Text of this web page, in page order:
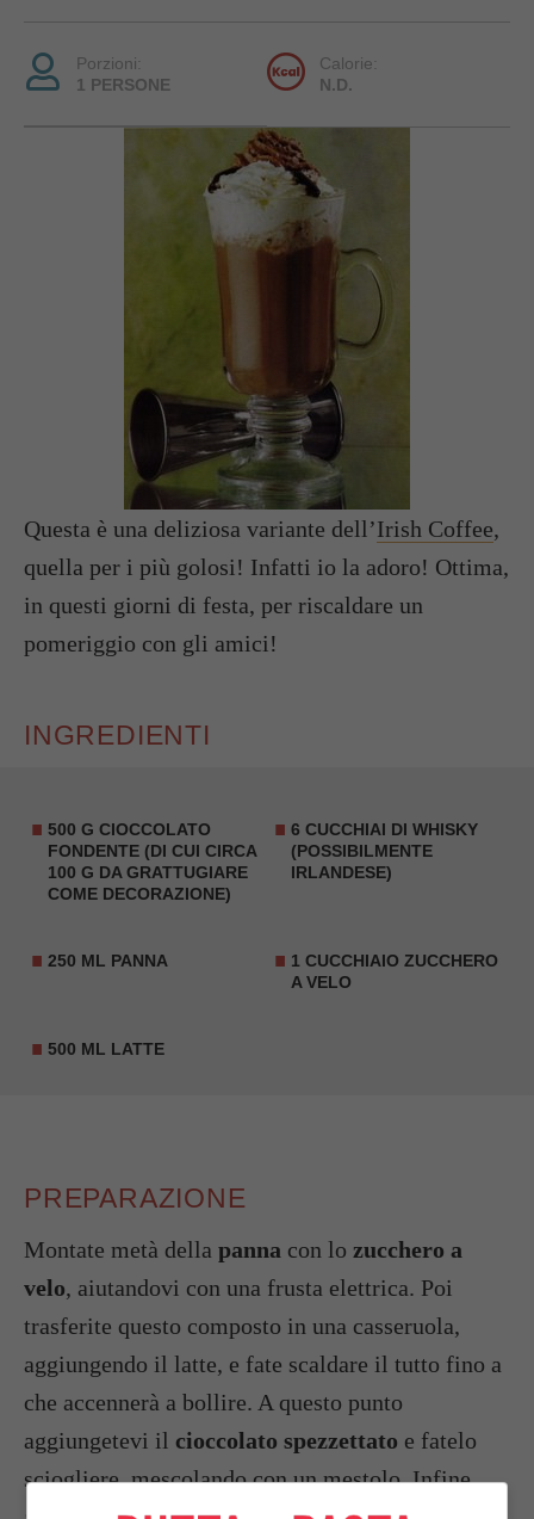
Porzioni:
1 PERSONE
Calorie:
N.D.
Questa è una deliziosa variante dell’Irish Coffee,
quella per i più golosi! Infatti io la adoro! Ottima,
in questi giorni di festa, per riscaldare un
pomeriggio con gli amici!
INGREDIENTI
500 G CIOCCOLATO
FONDENTE (DI CUI CIRCA
100 G DA GRATTUGIARE
COME DECORAZIONE)
6 CUCCHIAI DI WHISKY
(POSSIBILMENTE
IRLANDESE)
250 ML PANNA
1 CUCCHIAIO ZUCCHERO
A VELO
500 ML LATTE
PREPARAZIONE
Montate metà della panna con lo zucchero a
velo, aiutandovi con una frusta elettrica. Poi
trasferite questo composto in una casseruola,
aggiungendo il latte, e fate scaldare il tutto fino a
che accennerà a bollire. A questo punto
aggiungetevi il cioccolato spezzettato e fatelo
sciogliere, mescolando con un mestolo. Infine